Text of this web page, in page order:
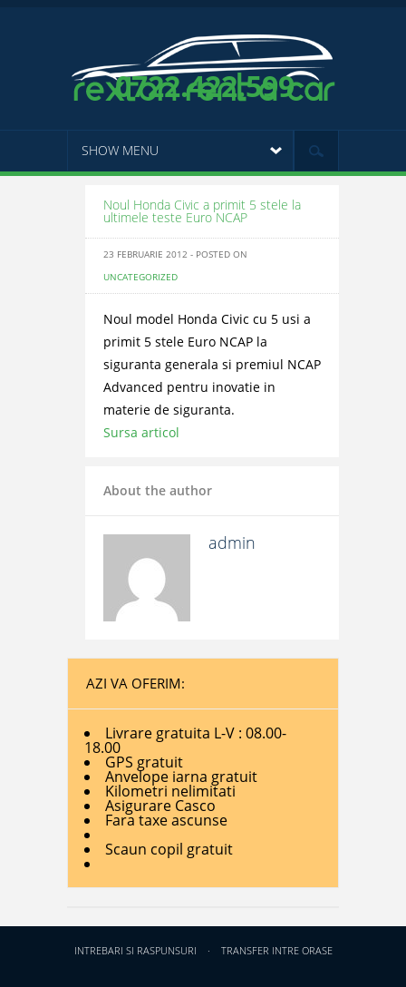
0722.422.599
SHOW MENU
Noul Honda Civic a primit 5 stele la
ultimele teste Euro NCAP
23 FEBRUARIE 2012 - POSTED ON
UNCATEGORIZED
Noul model Honda Civic cu 5 usi a
primit 5 stele Euro NCAP la
siguranta generala si premiul NCAP
Advanced pentru inovatie in
materie de siguranta.
Sursa articol
About the author
admin
AZI VA OFERIM:
Livrare gratuita L-V : 08.00-
18.00
GPS gratuit
Anvelope iarna gratuit
Kilometri nelimitati
Asigurare Casco
Fara taxe ascunse
Scaun copil gratuit
INTREBARI SI RASPUNSURI TRANSFER INTRE ORASE